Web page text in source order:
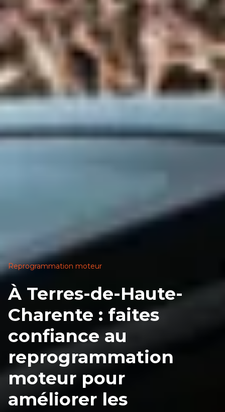
Reprogrammation moteur
À Terres-de-Haute-
Charente : faites
confiance au
reprogrammation
moteur pour
améliorer les